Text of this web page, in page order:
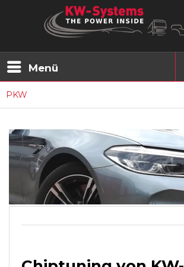
Menü
PKW